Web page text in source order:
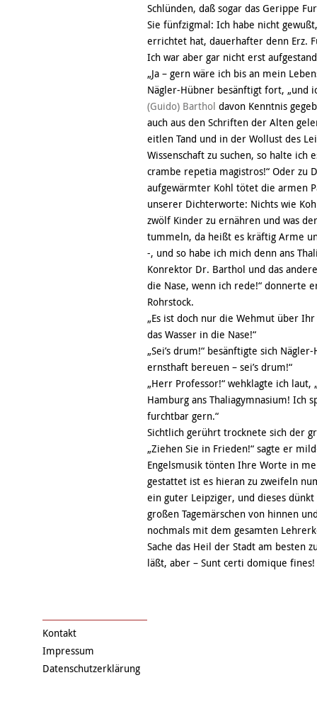
Schlünden, daß sogar das Gerippe
Sie fünfzigmal: Ich habe nicht
errichtet hat, dauerhafter denn Erz.
Ich war aber gar nicht erst
„Ja – gern wäre ich bis an mein
Nägler-Hübner besänftigt fort, „und
(Guido) Barthol davon Kenntnis
auch aus den Schriften der Alten
eitlen Tand und in der Wollust des
Wissenschaft zu suchen, so halte
crambe repetia magistros!“ Oder zu
aufgewärmter Kohl tötet die armen
unserer Dichterworte: Nichts wie
zwölf Kinder zu ernähren und was
tummeln, da heißt es kräftig Arme
-, und so habe ich mich denn ans
Konrektor Dr. Barthol und das
die Nase, wenn ich rede!“ donnerte
Rohrstock.
„Es ist doch nur die Wehmut über
das Wasser in die Nase!“
„Sei’s drum!“ besänftigte sich
ernsthaft bereuen – sei’s drum!“
„Herr Professor!“ wehklagte ich
Hamburg ans Thaliagymnasium! Ich
furchtbar gern.“
Sichtlich gerührt trocknete sich der
„Ziehen Sie in Frieden!“ sagte er
Engelsmusik tönten Ihre Worte in
gestattet ist es hieran zu zweifeln
ein guter Leipziger, und dieses
großen Tagemärschen von hinnen
nochmals mit dem gesamten
Sache das Heil der Stadt am besten
läßt, aber – Sunt certi domique
Kontakt
Impressum
Datenschutzerklärung